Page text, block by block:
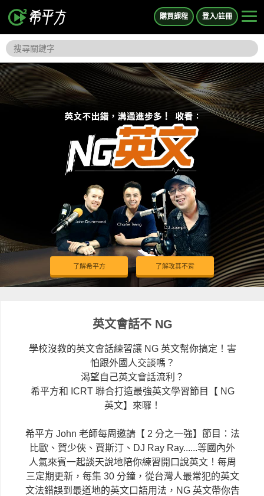
購買課程 登入/註冊
了解希平方 了解攻其不背
英文會話不 NG
學校沒教的英文會話練習讓 NG 英文幫你搞定！害
怕跟外國人交談嗎？
渴望自己英文會話流利？
希平方和 ICRT 聯合打造最強英文學習節目【 NG
英文】來囉！
希平方 John 老師每周邀請【 2 分之一強】節目：法
比歐、賀少俠、賈斯汀、DJ Ray Ray......等國內外
人氣來賓一起談天說地陪你練習開口說英文！每周
三定期更新，每集 30 分鐘，從台灣人最常犯的英文
文法錯誤到最道地的英文口語用法，NG 英文帶你告